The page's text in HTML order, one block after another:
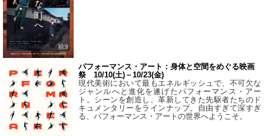
パフォーマンス・アート：身体と空間をめぐる映画
祭 10/10(土)－10/23(金)
現代美術において最もエネルギッシュで、不可欠な
ジャンルへと進化を遂げたパフォーマンス・アー
ト。シーンを創造し、革新してきた先駆者たちのド
キュメンタリーをラインナップ。自由すぎて深すぎ
る、パフォーマンス・アートの世界へようこそ。